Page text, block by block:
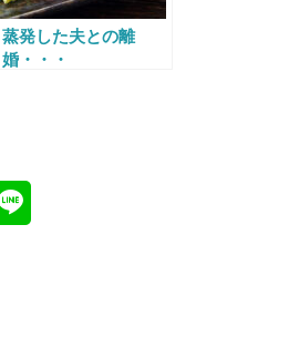
蒸発した夫との離
婚・・・